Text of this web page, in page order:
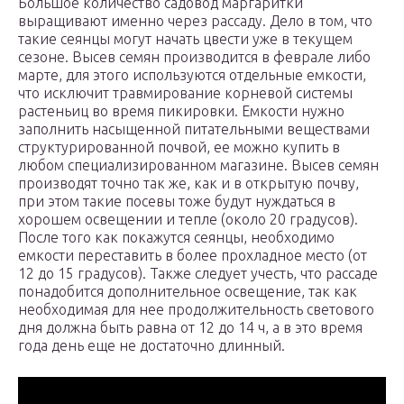
выращивают именно через рассаду. Дело в том, что
такие сеянцы могут начать цвести уже в текущем
сезоне. Высев семян производится в феврале либо
марте, для этого используются отдельные емкости,
что исключит травмирование корневой системы
растеньиц во время пикировки. Емкости нужно
заполнить насыщенной питательными веществами
структурированной почвой, ее можно купить в
любом специализированном магазине. Высев семян
производят точно так же, как и в открытую почву,
при этом такие посевы тоже будут нуждаться в
хорошем освещении и тепле (около 20 градусов).
После того как покажутся сеянцы, необходимо
емкости переставить в более прохладное место (от
12 до 15 градусов). Также следует учесть, что рассаде
понадобится дополнительное освещение, так как
необходимая для нее продолжительность светового
дня должна быть равна от 12 до 14 ч, а в это время
года день еще не достаточно длинный.